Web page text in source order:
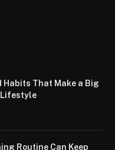
Habits That Make a Big
Lifestyle
Routine Can Keep